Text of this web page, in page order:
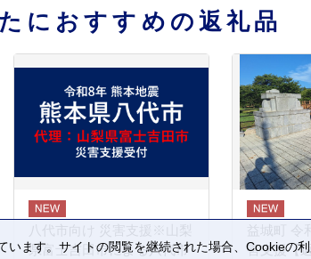
におすすめの返礼品
八代市向け 災害支援※山梨
県富士吉田市による八代市
益城町 令
害支援【
ます。サイトの閲覧を継続された場合、Cookieの